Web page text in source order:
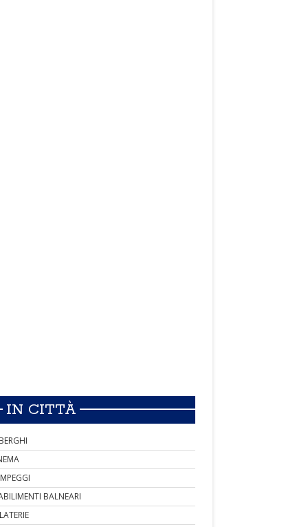
IN CITTÀ
BALNEARI